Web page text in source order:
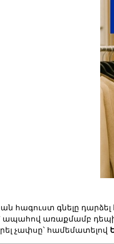
հագուստ գնելը դարձել
ապահով առաքմամբ դեպի
չափսը՝ համեմատելով